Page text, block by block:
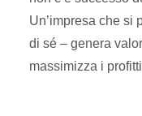
Un’impresa che si
di sé – genera
massimizza i profitti